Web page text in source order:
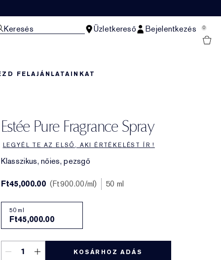
Keresés Üzletkereső Bejelentkezés 0
FELAJÁNLATAINKAT
Estée Pure Fragrance Spray
LEGYÉL TE AZ ELSŐ, AKI ÉRTÉKELÉST ÍR !
Klasszikus, nőies, pezsgő
Ft45,000.00 Ft900.00/ml 50 ml
50 ml
Ft45,000.00
KOSÁRHOZ ADÁS